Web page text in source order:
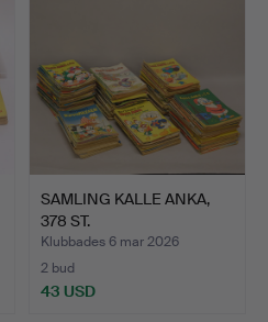
SAMLING KALLE ANKA,
378 ST.
Klubbades 6 mar 2026
2 bud
43 USD